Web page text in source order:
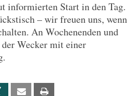
informierten Start in den Tag.
– wir freuen uns, wenn
An Wochenenden und
Wecker mit einer
Xing Email